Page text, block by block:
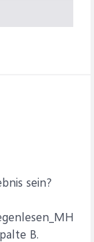
sein?
B.